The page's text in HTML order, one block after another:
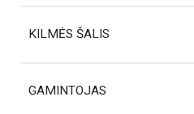
KILMĖS ŠALIS
GAMINTOJAS